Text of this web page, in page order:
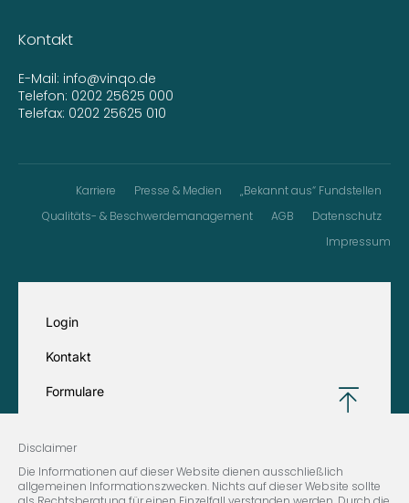
Kontakt
E-Mail: info@vinqo.de
Telefon: 0202 25625 000
Telefax: 0202 25625 010
Karriere Presse & Medien
„Bekannt aus“ Fundstellen
Qualitäts- & Beschwerdemanagement
AGB
Datenschutz
Impressum
Login
Kontakt
Formulare
Disclaimer
Die Informationen auf dieser Website dienen ausschließlich
allgemeinen Informationszwecken. Nichts auf dieser Website sollte